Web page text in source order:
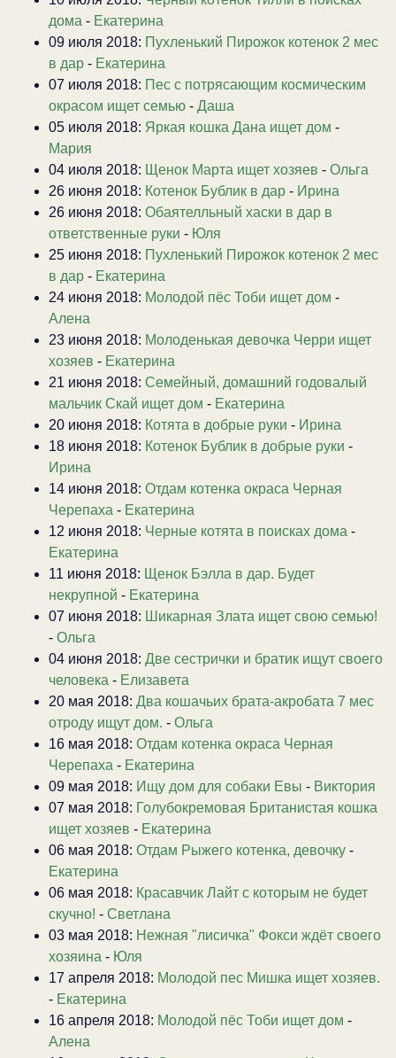
дома - Екатерина
09 июля 2018: Пухленький Пирожок котенок 2 мес
в дар - Екатерина
07 июля 2018: Пес с потрясающим космическим
окрасом ищет семью - Даша
05 июля 2018: Яркая кошка Дана ищет дом -
Мария
04 июля 2018: Щенок Марта ищет хозяев - Ольга
26 июня 2018: Котенок Бублик в дар - Ирина
26 июня 2018: Обаятелльный хаски в дар в
ответственные руки - Юля
25 июня 2018: Пухленький Пирожок котенок 2 мес
в дар - Екатерина
24 июня 2018: Молодой пёс Тоби ищет дом -
Алена
23 июня 2018: Молоденькая девочка Черри ищет
хозяев - Екатерина
21 июня 2018: Семейный, домашний годовалый
мальчик Скай ищет дом - Екатерина
20 июня 2018: Котята в добрые руки - Ирина
18 июня 2018: Котенок Бублик в добрые руки -
Ирина
14 июня 2018: Отдам котенка окраса Черная
Черепаха - Екатерина
12 июня 2018: Черные котята в поисках дома -
Екатерина
11 июня 2018: Щенок Бэлла в дар. Будет
некрупной - Екатерина
07 июня 2018: Шикарная Злата ищет свою семью!
- Ольга
04 июня 2018: Две сестрички и братик ищут своего
человека - Елизавета
20 мая 2018: Два кошачьих брата-акробата 7 мес
отроду ищут дом. - Ольга
16 мая 2018: Отдам котенка окраса Черная
Черепаха - Екатерина
09 мая 2018: Ищу дом для собаки Евы - Виктория
07 мая 2018: Голубокремовая Британистая кошка
ищет хозяев - Екатерина
06 мая 2018: Отдам Рыжего котенка, девочку -
Екатерина
06 мая 2018: Красавчик Лайт с которым не будет
скучно! - Светлана
03 мая 2018: Нежная "лисичка" Фокси ждёт своего
хозяина - Юля
17 апреля 2018: Молодой пес Мишка ищет хозяев.
- Екатерина
16 апреля 2018: Молодой пёс Тоби ищет дом -
Алена